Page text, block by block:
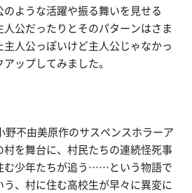
のような活躍や振る舞いを見せる
公だったりとそのパターンはさま
主人公っぽいけど主人公じゃなかっ
ップしてみました。
野不由美原作のサスペンスホラーア
村を舞台に、村民たちの連続怪死事
む少年たちが追う……という物語で
、村に住む高校生が早々に異変に